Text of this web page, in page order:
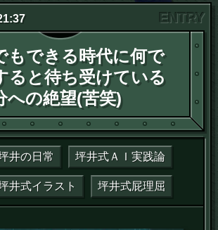
もできる時代に何で
ると待ち受けている
への絶望(苦笑)
リー：
井の日常 坪井式ＡＩ実践論
井式イラスト 坪井式屁理屈